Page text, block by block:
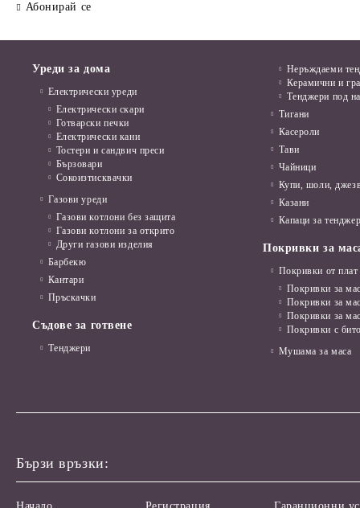
Абонирай се
Уреди за дома
Електрически уреди
Електрически скари
Готварски печки
Електрически кани
Тостери и сандвич преси
Бързовари
Сокоизтисквачки
Газови уреди
Газови котлони без защита
Газови котлони за открито
Други газови изделия
Барбекю
Кантари
Пръскачки
Съдове за готвене
Тенджери
Неръждаеми
Керамични и
Тенджери под
Тигани
Касероли
Тави
Чайници
Купи, шоли,
Казани
Капаци за
Покривки за
Покривки от плат
Покривки за
Покривки за
Покривки за
Покривки с
Мушама за маса
Бързи връзки: